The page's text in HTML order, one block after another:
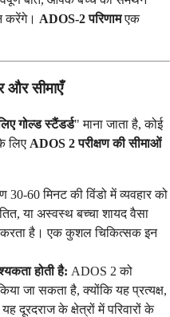
करेंगे। ADOS-2 परिणामएक
और सीमाएँ
गोल्ड स्टैंडर्ड" माना जाता है, कोई
लिए ADOS 2 परीक्षण की सीमाओं
30-60 मिनट की विंडो में व्यवहार को
या अस्वस्थ बच्चा शायद वैसा
करता है। एक कुशल चिकित्सक इन
होती है: ADOS 2 को
जा सकता है, क्योंकि यह प्रत्यक्ष,
दूरदराज के क्षेत्रों में परिवारों के